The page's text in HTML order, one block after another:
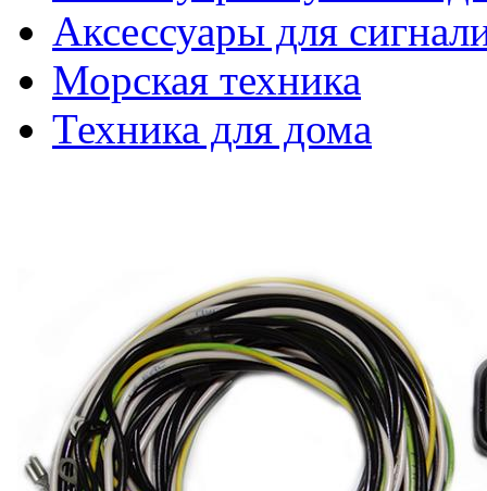
Аксессуары для
Морская техника
Техника для дома